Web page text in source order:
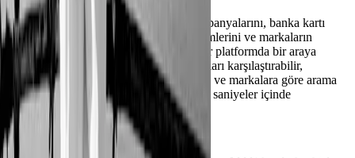
Kampania, Türkiye’deki kredi kartı kampanyalarını, banka kartı
fırsatlarını, online ödeme sağlayıcı indirimlerini ve markaların
dönemsel alışveriş kampanyalarını tek bir platformda bir araya
getirir. Web sitemizde; güncel kampanyaları karşılaştırabilir,
kategorilere göre filtreleyebilir, bankalara ve markalara göre arama
yapabilir ve ihtiyacına en uygun fırsatları saniyeler içinde
bulabilirsin.